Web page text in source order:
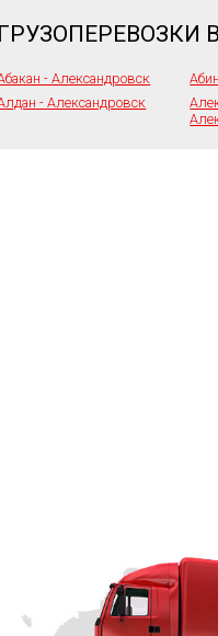
ГРУЗОПЕРЕВОЗКИ
- Александровск
- Александровск